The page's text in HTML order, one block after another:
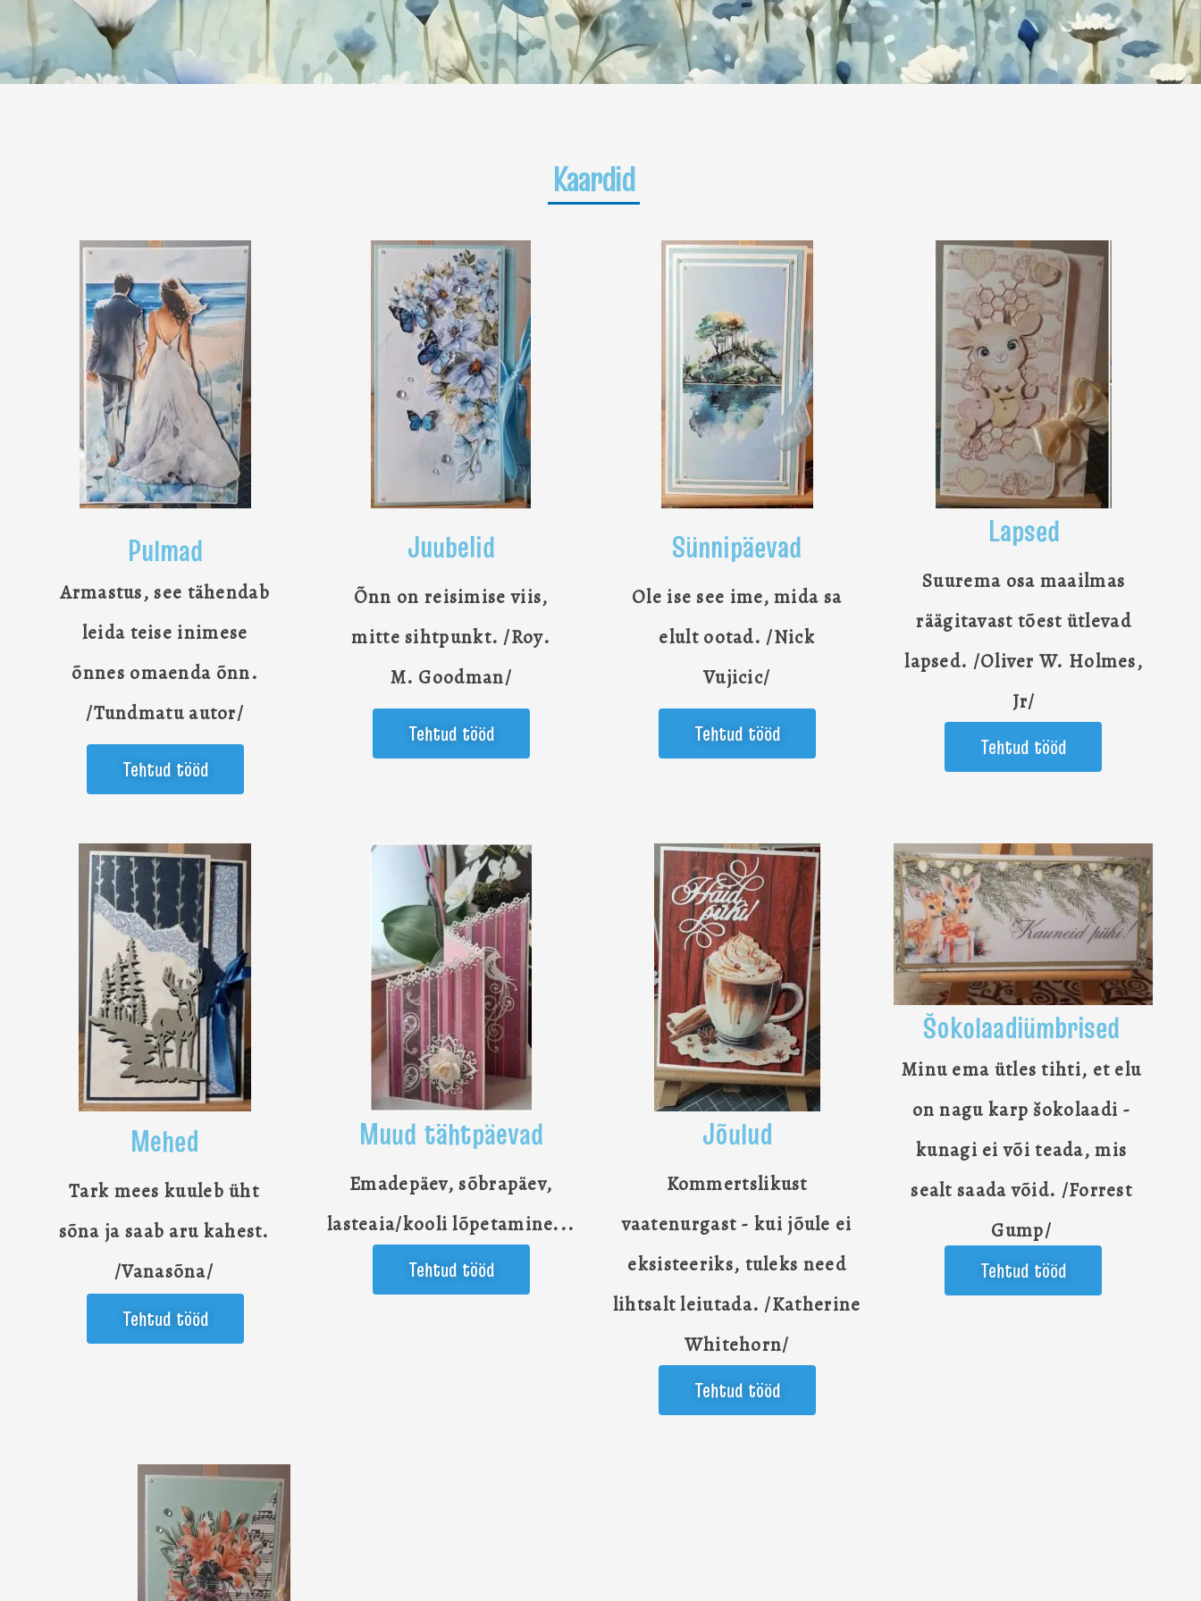
Kaardid
Pulmad
Armastus, see tähendab
leida teise inimese
õnnes omaenda õnn.
/Tundmatu autor/
Tehtud tööd
Juubelid
Õnn on reisimise viis,
mitte sihtpunkt. /Roy.
M. Goodman/
Tehtud tööd
Sünnipäevad
Ole ise see ime, mida sa
elult ootad. /Nick
Vujicic/
Tehtud tööd
Lapsed
Suurema osa maailmas
räägitavast tõest ütlevad
lapsed. /Oliver W. Holmes,
Jr/
Tehtud tööd
Mehed
Tark mees kuuleb üht
sõna ja saab aru kahest.
/Vanasõna/
Tehtud tööd
Muud tähtpäevad
Emadepäev, sõbrapäev,
lasteaia/kooli lõpetamine...
Tehtud tööd
Jõulud
Kommertslikust
vaatenurgast - kui jõule ei
eksisteeriks, tuleks need
lihtsalt leiutada. /Katherine
Whitehorn/
Tehtud tööd
Šokolaadiümbrised
Minu ema ütles tihti, et elu
on nagu karp šokolaadi -
kunagi ei või teada, mis
sealt saada võid. /Forrest
Gump/
Tehtud tööd